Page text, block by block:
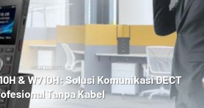
UNCATEGORIZED
& W710H: Solusi Komunikasi DECT
Tanpa Kabel